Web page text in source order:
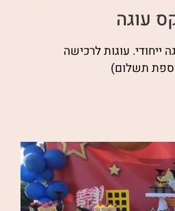
עוגה
ייחודי. עוגות לרכישה
תשלום)